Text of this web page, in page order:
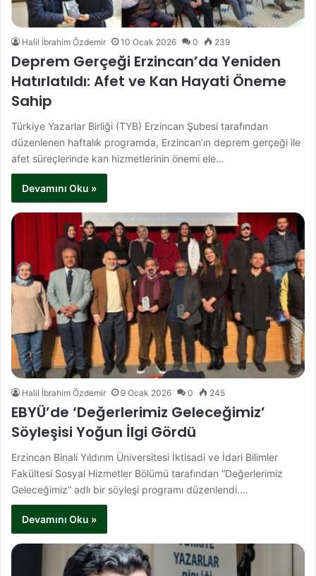
Halil İbrahim Özdemir 10 Ocak 2026 0 239
Deprem Gerçeği Erzincan’da Yeniden
Hatırlatıldı: Afet ve Kan Hayati Öneme
Sahip
Türkiye Yazarlar Birliği (TYB) Erzincan Şubesi tarafından
düzenlenen haftalık programda, Erzincan’ın deprem gerçeği ile
afet süreçlerinde kan hizmetlerinin önemi ele…
Devamını Oku »
Halil İbrahim Özdemir 9 Ocak 2026 0 245
EBYÜ’de ‘Değerlerimiz Geleceğimiz’
Söyleşisi Yoğun İlgi Gördü
Erzincan Binali Yıldırım Üniversitesi İktisadi ve İdari Bilimler
Fakültesi Sosyal Hizmetler Bölümü tarafından “Değerlerimiz
Geleceğimiz” adlı bir söyleşi programı düzenlendi.…
Devamını Oku »